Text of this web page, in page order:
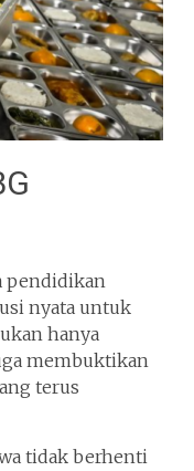
pendidikan
nyata untuk
hanya
membuktikan
terus
tidak berhenti